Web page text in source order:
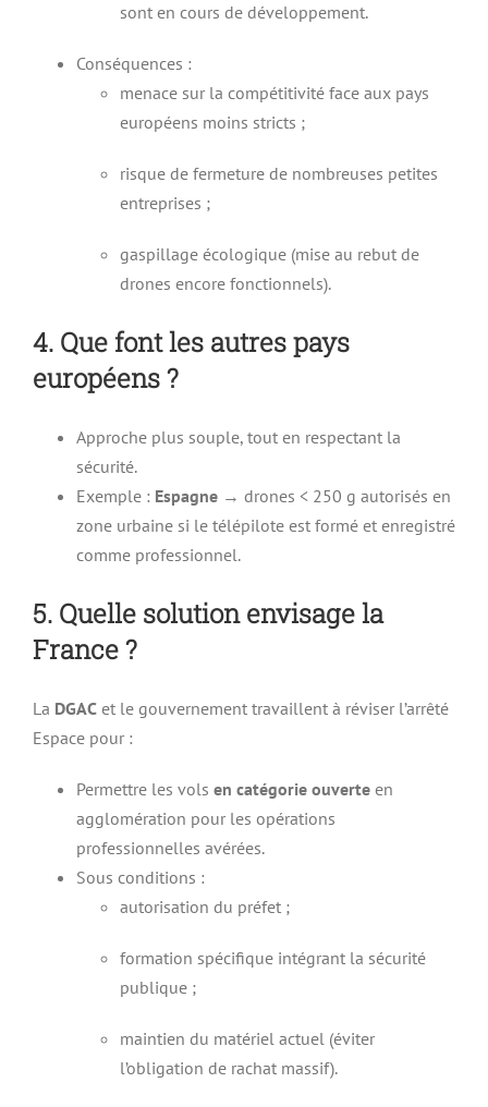
sont en cours de développement.
Conséquences :
menace sur la compétitivité face aux pays
européens moins stricts ;
risque de fermeture de nombreuses petites
entreprises ;
gaspillage écologique (mise au rebut de
drones encore fonctionnels).
4. Que font les autres pays
européens ?
Approche plus souple, tout en respectant la
sécurité.
Exemple : Espagne → drones < 250 g autorisés en
zone urbaine si le télépilote est formé et enregistré
comme professionnel.
5. Quelle solution envisage la
France ?
La DGAC et le gouvernement travaillent à réviser l’arrêté
Espace pour :
Permettre les vols en catégorie ouverte en
agglomération pour les opérations
professionnelles avérées.
Sous conditions :
autorisation du préfet ;
formation spécifique intégrant la sécurité
publique ;
maintien du matériel actuel (éviter
l’obligation de rachat massif).